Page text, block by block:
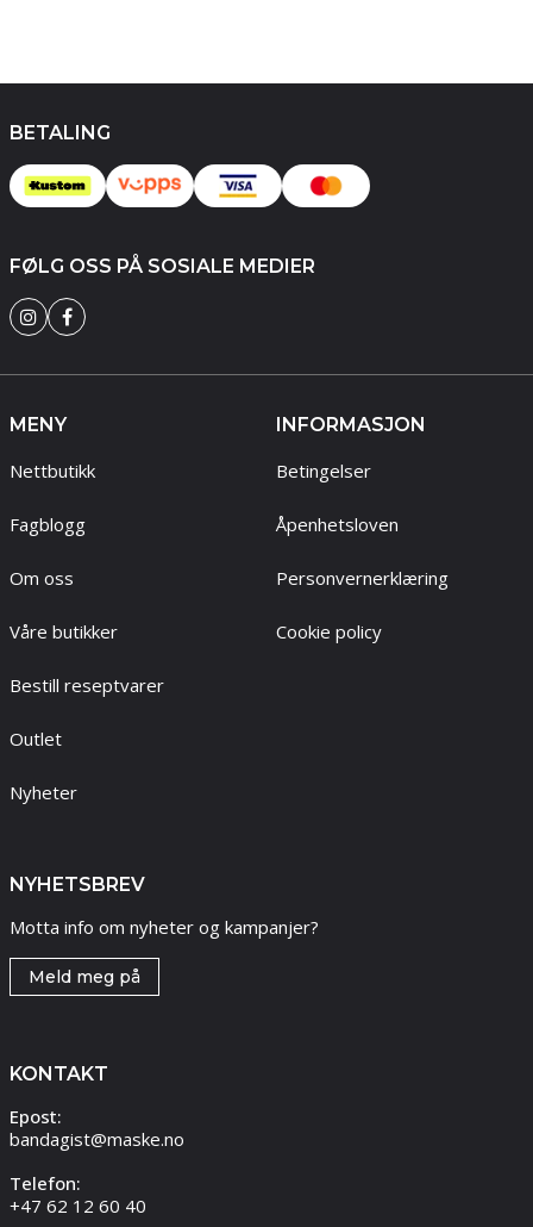
BETALING
FØLG OSS PÅ SOSIALE MEDIER
MENY
Nettbutikk
Fagblogg
Om oss
Våre butikker
Bestill reseptvarer
Outlet
Nyheter
INFORMASJON
Betingelser
Åpenhetsloven
Personvernerklæring
Cookie policy
NYHETSBREV
Motta info om nyheter og kampanjer?
Meld meg på
KONTAKT
Epost:
bandagist@maske.no
Telefon:
+47 62 12 60 40